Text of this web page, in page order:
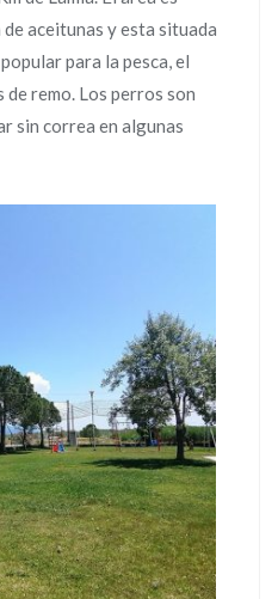
aceitunas y esta situada
para la pesca, el
remo. Los perros son
sin correa en algunas